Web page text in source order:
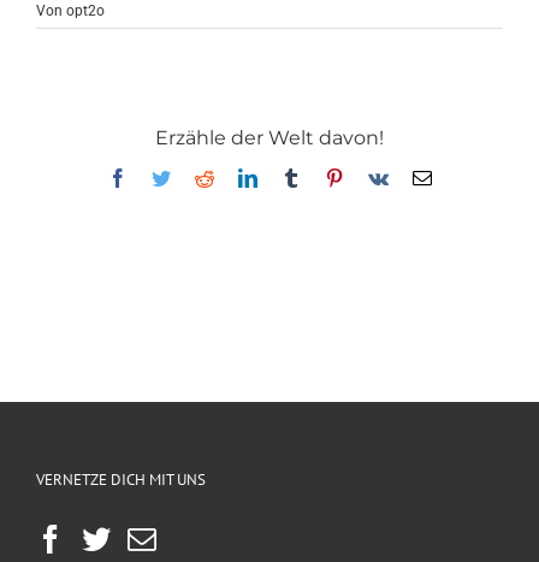
Von opt2o
Erzähle der Welt davon!
Facebook
TwitterRedditLinkedInTumblrPinterest
Vk
E-
VERNETZE DICH MIT UNS